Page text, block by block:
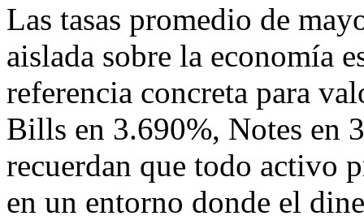
Las tasas promedio de
aislada sobre la economía
referencia concreta para
Bills en 3.690%, Notes en
recuerdan que todo activo
en un entorno donde el